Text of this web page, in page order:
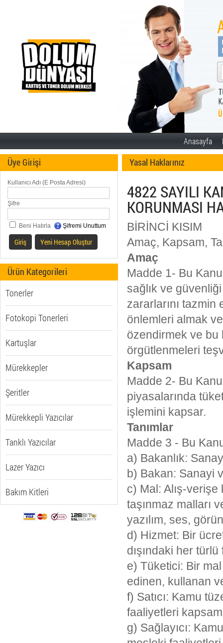
Anasayfa
Üye Girişi
Kullanıcı Adı (E Posta Adresi)
Şifre
Beni Hatırla Şifremi Unuttum
Giriş Yeni Hesap Oluştur
Ürün Kategorileri
Tonerler
Fotokopi Tonerleri
Kartuşlar
Mürekkepler
Şeritler
Mürekkepli Yazıcılar
Tanklı Yazıcılar
Lazer Yazıcı
Bakım Kitleri
Yasal Haklarınız
4822 SAYILI
KORUNMASI
BİRİNCİ KISIM
Amaç, Kapsam,
Amaç
Madde 1- Bu
sağlık ve
zararlarını tazmin
önlemleri almak
özendirmek ve bu
örgütlenmeleri
Kapsam
Madde 2- Bu
piyasalarında
işlemini kapsar.
Tanımlar
Madde 3 - Bu
a) Bakanlık:
b) Bakan: Sanayi
c) Mal: Alış-verişe
taşınmaz malları
yazılım, ses,
d) Hizmet: Bir
dışındaki her
e) Tüketici: Bir
edinen, kullanan
f) Satıcı: Kamu
faaliyetleri
g) Sağlayıcı: